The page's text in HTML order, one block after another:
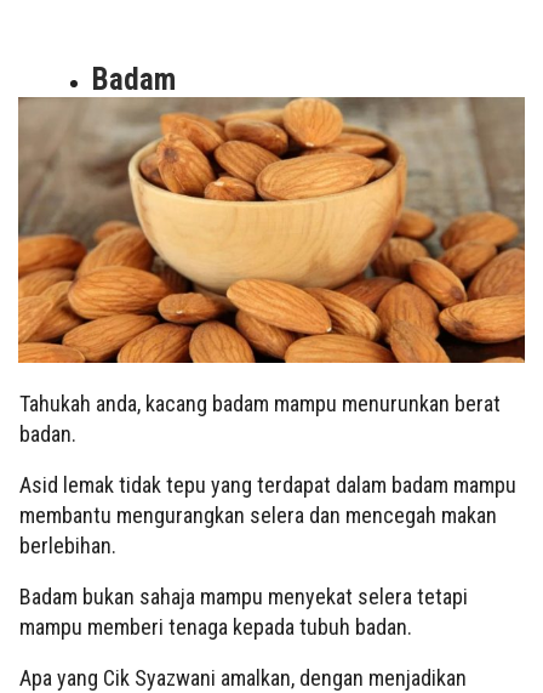
Badam
Tahukah anda, kacang badam mampu menurunkan berat
badan.
Asid lemak tidak tepu yang terdapat dalam badam mampu
membantu mengurangkan selera dan mencegah makan
berlebihan.
Badam bukan sahaja mampu menyekat selera tetapi
mampu memberi tenaga kepada tubuh badan.
Apa yang Cik Syazwani amalkan, dengan menjadikan